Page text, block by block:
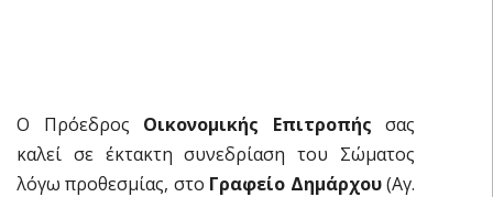
Ο Πρόεδρος Οικονομικής Επιτροπής σας
καλεί σε έκτακτη συνεδρίαση του Σώματος
λόγω προθεσμίας, στο Γραφείο Δημάρχου(Αγ.